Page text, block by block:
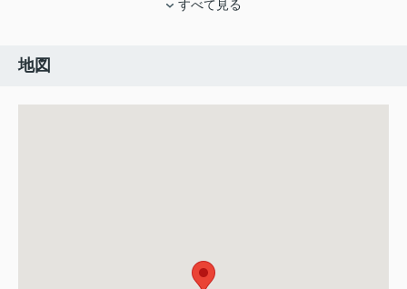
すべて見る
地図